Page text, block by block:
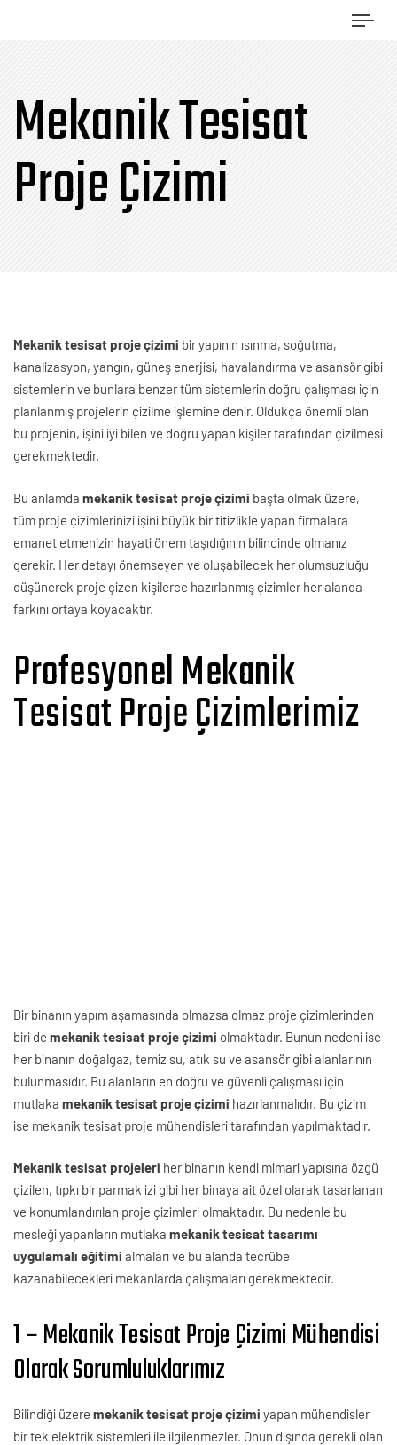
Mekanik Tesisat
Proje Çizimi
Mekanik tesisat proje çizimi bir yapının ısınma, soğutma,
kanalizasyon, yangın, güneş enerjisi, havalandırma ve asansör gibi
sistemlerin ve bunlara benzer tüm sistemlerin doğru çalışması için
planlanmış projelerin çizilme işlemine denir. Oldukça önemli olan
bu projenin, işini iyi bilen ve doğru yapan kişiler tarafından çizilmesi
gerekmektedir.
Bu anlamda mekanik tesisat proje çizimi başta olmak üzere,
tüm proje çizimlerinizi işini büyük bir titizlikle yapan firmalara
emanet etmenizin hayati önem taşıdığının bilincinde olmanız
gerekir. Her detayı önemseyen ve oluşabilecek her olumsuzluğu
düşünerek proje çizen kişilerce hazırlanmış çizimler her alanda
farkını ortaya koyacaktır.
Profesyonel Mekanik
Tesisat Proje Çizimlerimiz
Bir binanın yapım aşamasında olmazsa olmaz proje çizimlerinden
biri de mekanik tesisat proje çizimi olmaktadır. Bunun nedeni ise
her binanın doğalgaz, temiz su, atık su ve asansör gibi alanlarının
bulunmasıdır. Bu alanların en doğru ve güvenli çalışması için
mutlaka mekanik tesisat proje çizimi hazırlanmalıdır. Bu çizim
ise mekanik tesisat proje mühendisleri tarafından yapılmaktadır.
Mekanik tesisat projeleri her binanın kendi mimari yapısına özgü
çizilen, tıpkı bir parmak izi gibi her binaya ait özel olarak tasarlanan
ve konumlandırılan proje çizimleri olmaktadır. Bu nedenle bu
mesleği yapanların mutlaka mekanik tesisat tasarımı
uygulamalı eğitimi almaları ve bu alanda tecrübe
kazanabilecekleri mekanlarda çalışmaları gerekmektedir.
1 – Mekanik Tesisat Proje Çizimi Mühendisi
Olarak Sorumluluklarımız
Bilindiği üzere mekanik tesisat proje çizimi yapan mühendisler
bir tek elektrik sistemleri ile ilgilenmezler. Onun dışında gerekli olan